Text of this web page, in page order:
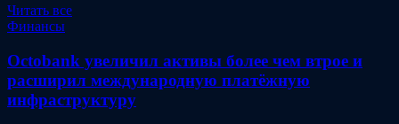
Читать все
Финансы
Octobank увеличил активы более чем втрое и
расширил международную платёжную
инфраструктуру